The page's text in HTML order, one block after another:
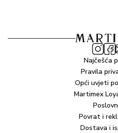
Najčešća
Pravila
Opći uvjeti
Martimex
Povrat i
Dostava i